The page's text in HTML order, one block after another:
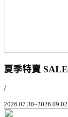
夏季特賣 SALE
/
2026.07.30~2026.09.02